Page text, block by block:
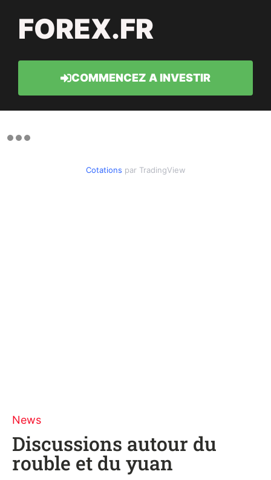
FOREX.FR
COMMENCEZ A INVESTIR
Cotations par TradingView
News
Discussions autour du
rouble et du yuan